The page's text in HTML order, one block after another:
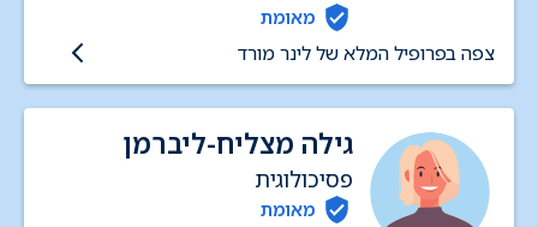
מאומת
צפה בפרופיל המלא של לינר מורד
גילה מצליח-ליברמן
פסיכולוגית
מאומת